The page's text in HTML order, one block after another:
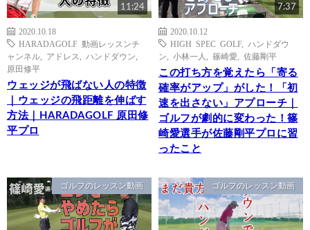
11:24
2020.10.18
HARADAGOLF 動画レッスンチ
ャンネル
アドレス ハンドダウン
原田修平
ウェッジが飛ばない人の特徴
｜ウェッジの飛距離を伸ばす
方法｜HARADAGOLF 原田修
平プロ
7:37
2020.10.12
HIGH SPEC GOLF, ハンドダウ
ン
小林一人 篠崎愛 佐藤剛平
この打ち方を覚えたら「寄る
確率がアップ」がした！「初
速を出さない」アプローチ｜
ゴルフが劇的に変わった！篠
崎愛選手が佐藤剛平プロに習
ったこと
ゴルフのレッスン動画 ゴルフのレッスン動画